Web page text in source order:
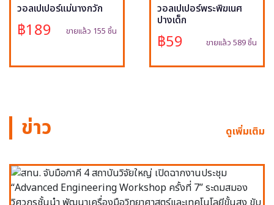
วอลเปเปอร์แม่นางกวัก
฿189 ขายแล้ว 155 ชิ้น
วอลเปเปอร์พระพิฆเนศ
ปางเด็ก
฿59 ขายแล้ว 589 ชิ้น
ข่าว ดูเพิ่มเติม